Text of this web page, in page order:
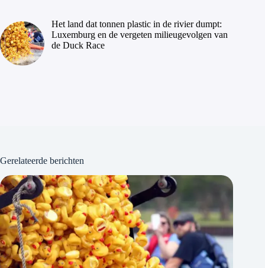
Het land dat tonnen plastic in de rivier dumpt:
Luxemburg en de vergeten milieugevolgen van
de Duck Race
Gerelateerde berichten